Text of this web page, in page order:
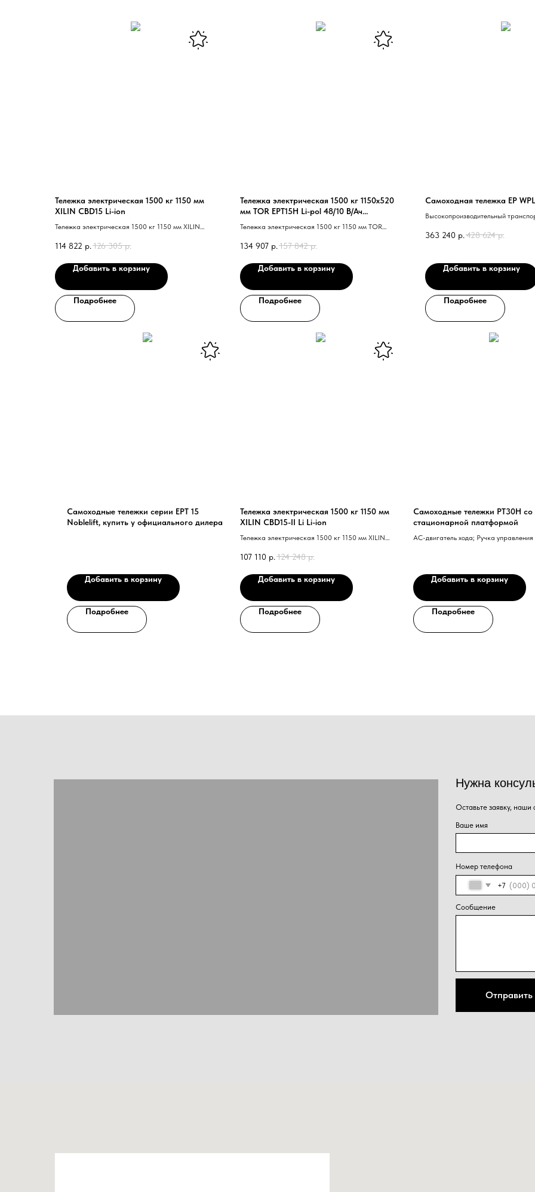
Тележка электрическая 1500 кг 1150 мм
XILIN CBD15 Li-ion
Тележка электрическая 1500 кг 1150 мм XILIN
114 822 р. 126 305 р.
Добавить в корзину
Подробнее
Тележка электрическая 1500 кг 1150х520
мм TOR EPT15H Li-pol 48/10 В/Ач
Тележка электрическая 1500 кг 1150 мм TOR
134 907 р. 157 842 р.
Добавить в корзину
Подробнее
Самоходная тележка EP
Высокопроизводительный
Очень мощный двигатель хода.
363 240 р. 428 624 р.
Добавить в корзину
Подробнее
Самоходные тележки серии EPT 15
Noblelift, купить у официального дилера
Добавить в корзину
Подробнее
Тележка электрическая 1500 кг 1150 мм
XILIN CBD15-II Li Li-ion
Тележка электрическая 1500 кг 1150 мм XILIN
107 110 р. 124 248 р.
Добавить в корзину
Подробнее
Самоходные тележки PT30H со
стационарной платформой
АС-двигатель хода; Ручка управления
Добавить в корзину
Подробнее
+7
Нужна консультация